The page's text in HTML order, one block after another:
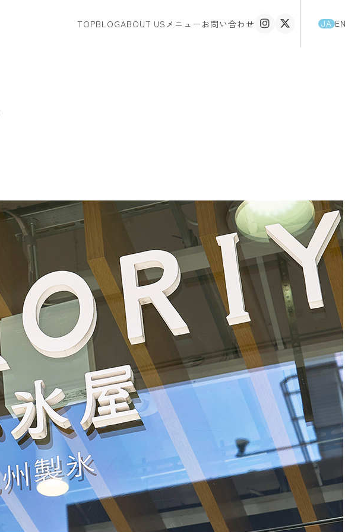
TOPBLOGABOUT US メニュー お問い合わせ EN
JA